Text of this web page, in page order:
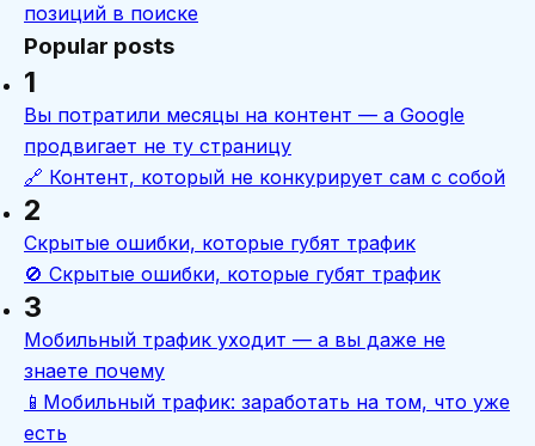
позиций в поиске
Popular posts
1
Вы потратили месяцы на контент — а Google
продвигает не ту страницу
🔗 Контент, который не конкурирует сам с собой
2
Скрытые ошибки, которые губят трафик
🚫 Скрытые ошибки, которые губят трафик
3
Мобильный трафик уходит — а вы даже не
знаете почему
📱Мобильный трафик: заработать на том, что уже
есть